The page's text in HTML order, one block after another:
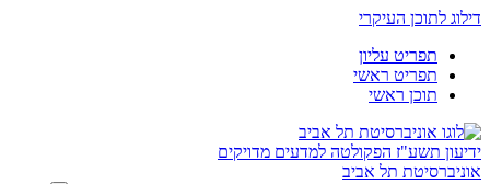
דילוג לתוכן העיקרי
תפריט עליון
תפריט ראשי
תוכן ראשי
ידיעון תשע"ז הפקולטה למדעים מדויקים
אוניברסיטת תל אביב